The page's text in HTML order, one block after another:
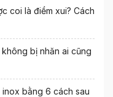
coi là điềm xui? Cách
bị nhăn ai cũng
inox bằng 6 cách sau